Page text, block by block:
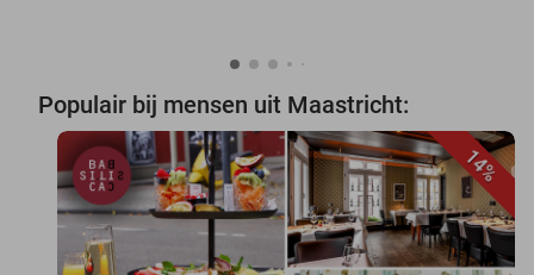
Populair bij mensen uit Maastricht:
14%